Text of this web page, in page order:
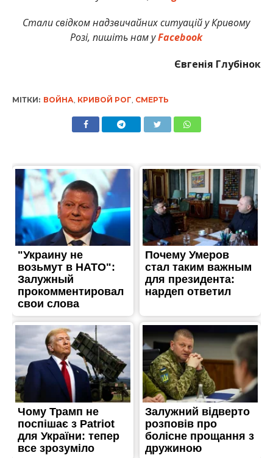
Стали свідком надзвичайних ситуацій у Кривому
Розі, пишіть нам уFacebook
Євгенія Глубінок
МІТКИ: ВОЙНА, КРИВОЙ РОГ, СМЕРТЬ